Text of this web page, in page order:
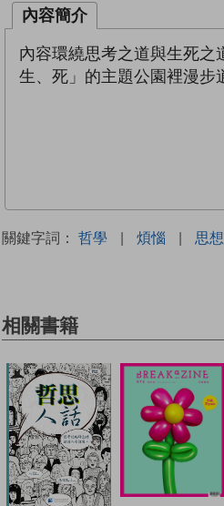
內容簡介
內容環繞思考之道與生死之
生、死」的主題公園裡漫步
關鍵字詞： 哲學 | 煩惱 | 思想
相關書籍